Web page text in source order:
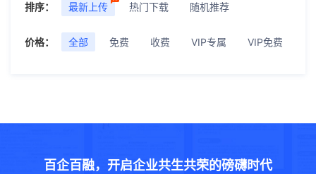
排序： 最新上传 热门下载 随机推荐
价格： 全部 免费 收费 VIP专属 VIP免费
百企百融，开启企业共生共荣的磅礴时代